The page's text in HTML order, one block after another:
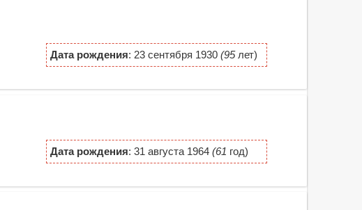
Дата рождения: 23 сентября 1930 (95лет)
Дата рождения: 31 августа 1964 (61 год)